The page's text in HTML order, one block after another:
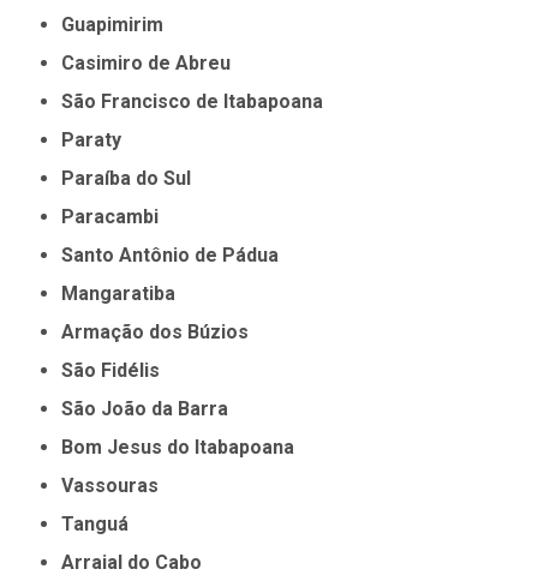
Guapimirim
Casimiro de Abreu
São Francisco de Itabapoana
Paraty
Paraíba do Sul
Paracambi
Santo Antônio de Pádua
Mangaratiba
Armação dos Búzios
São Fidélis
São João da Barra
Bom Jesus do Itabapoana
Vassouras
Tanguá
Arraial do Cabo